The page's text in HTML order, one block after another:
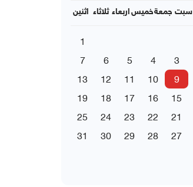
اثنين ثلاثاء اربعاءخميسجمعة سبت
1
3
4
5
6
7
9
10
11
12
13
15
16
17
18
19
21
22
23
24
25
27
28
29
30
31